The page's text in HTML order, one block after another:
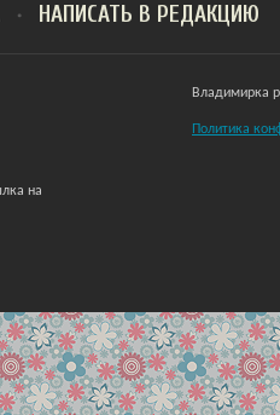
НАПИСАТЬ В РЕДАКЦИЮ
на
Владимирка
Политика